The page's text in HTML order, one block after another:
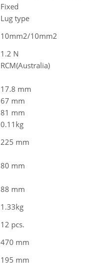
Fixed
Lug type
10mm2/10mm2
1.2 N
RCM(Australia)
17.8 mm
67 mm
81 mm
0.11kg
225 mm
80 mm
88 mm
1.33kg
12 pcs.
470 mm
195 mm